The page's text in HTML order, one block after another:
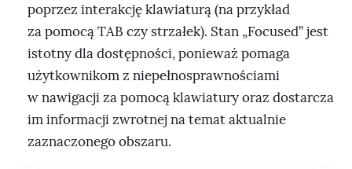
poprzez interakcję klawiaturą (na przykład
za pomocą TAB czy strzałek). Stan „Focused” jest
istotny dla dostępności, ponieważ pomaga
użytkownikom z niepełnosprawnościami
w nawigacji za pomocą klawiatury oraz dostarcza
im informacji zwrotnej na temat aktualnie
zaznaczonego obszaru.